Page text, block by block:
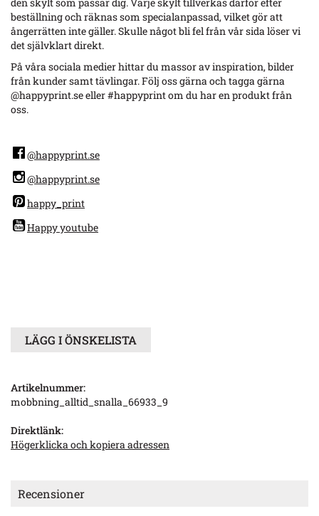
beställning och räknas som specialanpassad, vilket gör att
ångerrätten inte gäller. Skulle något bli fel från vår sida löser vi
det självklart direkt.
På våra sociala medier hittar du massor av inspiration, bilder
från kunder samt tävlingar. Följ oss gärna och tagga gärna
@happyprint.se eller #happyprint om du har en produkt från
oss.
@happyprint.se
@happyprint.se
happy_print
Happy youtube
LÄGG I ÖNSKELISTA
Artikelnummer:
mobbning_alltid_snalla_66933_9
Direktlänk:
Högerklicka och kopiera adressen
Recensioner